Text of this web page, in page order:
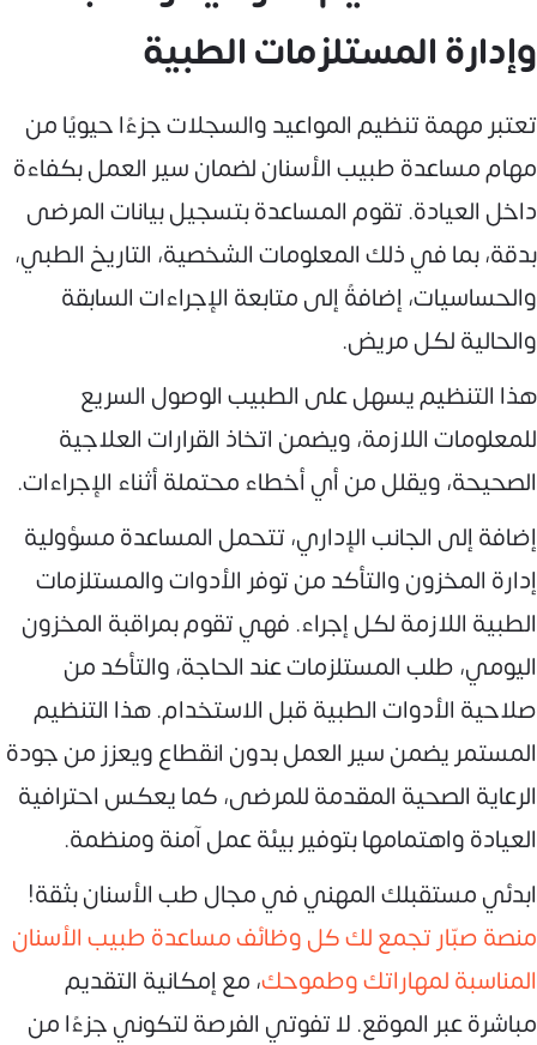
وإدارة المستلزمات الطبية
تعتبر مهمة تنظيم المواعيد والسجلات جزءًا حيويًا من
مهام مساعدة طبيب الأسنان لضمان سير العمل بكفاءة
داخل العيادة. تقوم المساعدة بتسجيل بيانات المرضى
بدقة، بما في ذلك المعلومات الشخصية، التاريخ الطبي،
والحساسيات، إضافةً إلى متابعة الإجراءات السابقة
والحالية لكل مريض.
هذا التنظيم يسهل على الطبيب الوصول السريع
للمعلومات اللازمة، ويضمن اتخاذ القرارات العلاجية
الصحيحة، ويقلل من أي أخطاء محتملة أثناء الإجراءات.
إضافة إلى الجانب الإداري، تتحمل المساعدة مسؤولية
إدارة المخزون والتأكد من توفر الأدوات والمستلزمات
الطبية اللازمة لكل إجراء. فهي تقوم بمراقبة المخزون
اليومي، طلب المستلزمات عند الحاجة، والتأكد من
صلاحية الأدوات الطبية قبل الاستخدام. هذا التنظيم
المستمر يضمن سير العمل بدون انقطاع ويعزز من جودة
الرعاية الصحية المقدمة للمرضى، كما يعكس احترافية
العيادة واهتمامها بتوفير بيئة عمل آمنة ومنظمة.
ابدئي مستقبلك المهني في مجال طب الأسنان بثقة!
منصة صبّار تجمع لك كل وظائف مساعدة طبيب الأسنان
المناسبة لمهاراتك وطموحك، مع إمكانية التقديم
مباشرة عبر الموقع. لا تفوتي الفرصة لتكوني جزءًا من